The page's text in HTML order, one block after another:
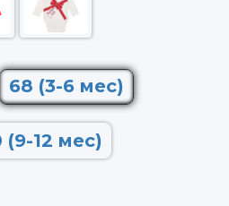
68 (3-6 мес)
(9-12 мес)